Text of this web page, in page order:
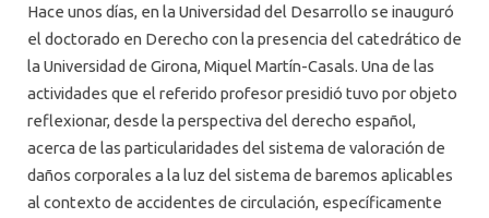
Hace unos días, en la Universidad del Desarrollo se inauguró
el doctorado en Derecho con la presencia del catedrático de
la Universidad de Girona, Miquel Martín-Casals. Una de las
actividades que el referido profesor presidió tuvo por objeto
reflexionar, desde la perspectiva del derecho español,
acerca de las particularidades del sistema de valoración de
daños corporales a la luz del sistema de baremos aplicables
al contexto de accidentes de circulación, específicamente